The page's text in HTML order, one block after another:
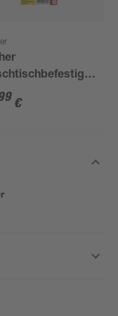
140 2 Stück
€